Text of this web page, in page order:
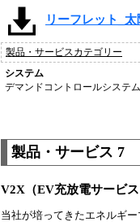
リーフレット_
製品・サービスカテゴリー
システム
デマンドコントロールシステ
製品・サービス 7
V2X（EV充放電サービス
当社が培ってきたエネルギ